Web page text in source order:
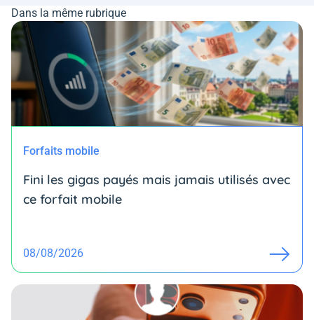
Dans la même rubrique
Forfaits mobile
Fini les gigas payés mais jamais utilisés avec
ce forfait mobile
08/08/2026